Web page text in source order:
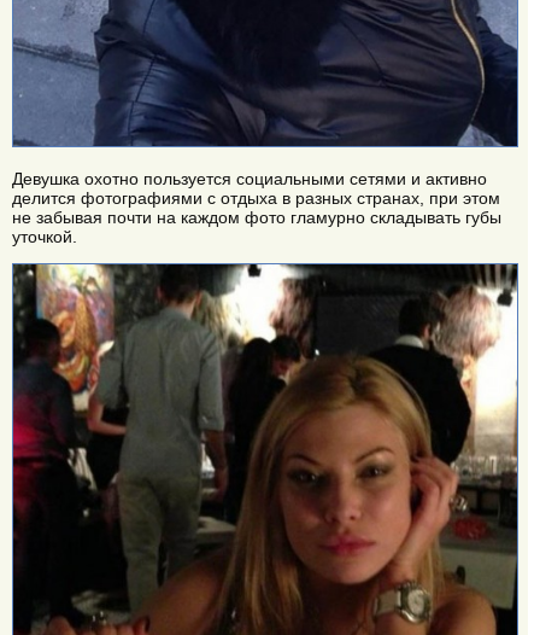
Девушка охотно пользуется социальными сетями и активно
делится фотографиями с отдыха в разных странах, при этом
не забывая почти на каждом фото гламурно складывать губы
уточкой.